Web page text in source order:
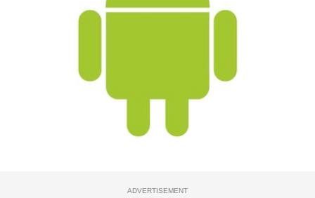
ADVERTISEMENT